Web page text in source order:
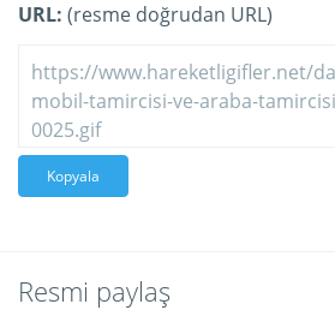
URL: (resme doğrudan URL)
Kopyala
Resmi paylaş